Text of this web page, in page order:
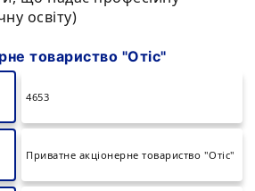
освіту)
товариство "Отіс"
4653
Приватне акціонерне товариство "Отіс"